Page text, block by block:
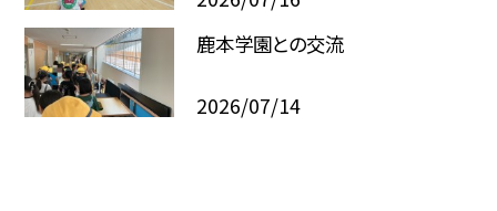
鹿本学園との交流
2026/07/14